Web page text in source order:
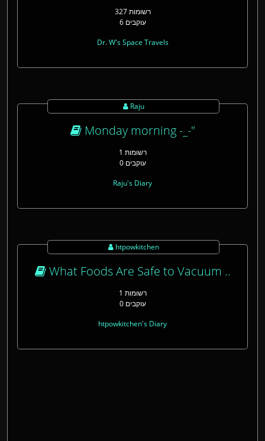
327 רשומות
6 עוקבים
Dr. W's Space Travels
Raju
Monday morning -_-"
1 רשומות
0 עוקבים
Raju's Diary
htpowkitchen
What Foods Are Safe to Vacuum ..
1 רשומות
0 עוקבים
htpowkitchen's Diary